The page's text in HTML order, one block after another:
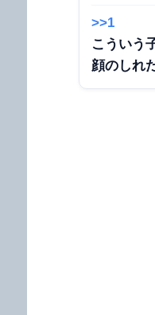
>>1
こういう
顔のしれ